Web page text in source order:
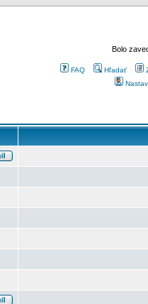
Bolo
FAQ Hľadať